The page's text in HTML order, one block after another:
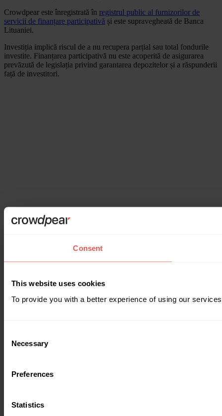
Consent
This website uses cookies
To provide you with a better experience of using our
Selection
Necessary
Preferences
Statistics
Crowdpear este înregistrată în registrul public al furnizorilor de
servicii de finanțare participativă și este supravegheată de Banca
Lituaniei.
Investiția implică riscul de a nu recupera parțial sau total fondurile
investite. Finanțarea participativă nu este acoperită de asigurarea
prevăzută de legislația privind garantarea depozitelor și a răspunderii
față de investitori.